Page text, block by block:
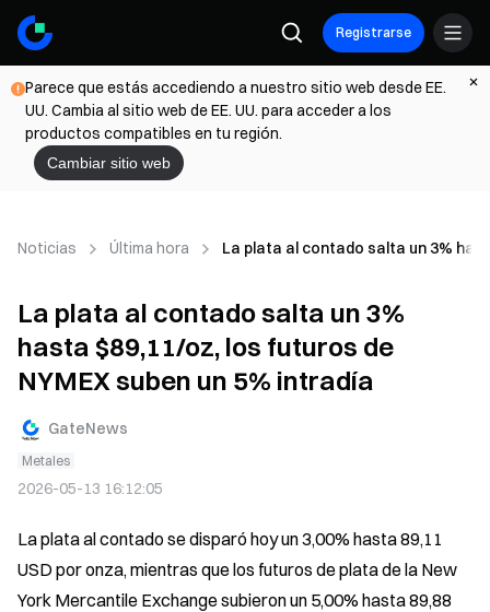
Registrarse
Parece que estás accediendo a nuestro sitio web desde EE.
UU. Cambia al sitio web de EE. UU. para acceder a los
productos compatibles en tu región.
Cambiar sitio web
Noticias Última hora La plata al contado salta un 3%
La plata al contado salta un 3%
hasta $89,11/oz, los futuros de
NYMEX suben un 5% intradía
GateNews
Metales
2026-05-13 16:12:05
La plata al contado se disparó hoy un 3,00% hasta 89,11
USD por onza, mientras que los futuros de plata de la New
York Mercantile Exchange subieron un 5,00% hasta 89,88